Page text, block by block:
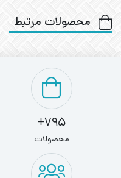
محصولات مرتبط
795+
محصولات